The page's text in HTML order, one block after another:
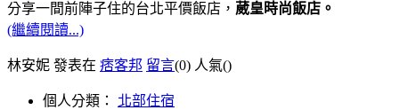
分享一間前陣子住的台北平價飯店， 葳皇時尚飯店。
(繼續閱讀...)
林安妮 發表在 痞客邦 留言(0) 人氣()
個人分類： 北部住宿